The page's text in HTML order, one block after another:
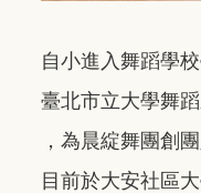
自小進入舞蹈學
臺北市立大學舞
，為晨綻舞團創團
目前於大安社區